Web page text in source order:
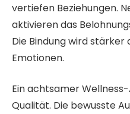
vertiefen Beziehungen.
aktivieren das
Die Bindung wird
Emotionen.
Ein achtsamer
Qualität. Die bewusste